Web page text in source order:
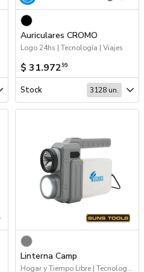
Auriculares CROMO
Logo 24hs | Tecnología | Viajes
$ 31.97299
Stock 3128 un.
Linterna Camp
Hogar y Tiempo Libre | Tecnología | 2026 Minería | Escritorio